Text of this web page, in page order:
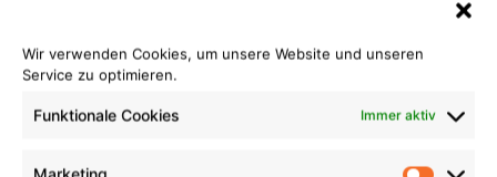
Wir verwenden Cookies, um unsere Website und unseren
Service zu optimieren.
Funktionale Cookies Immer aktiv